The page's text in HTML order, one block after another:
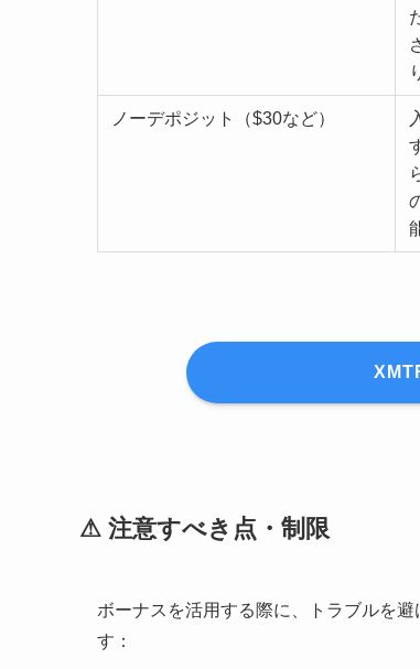
ノーデポジット（$30など）
⚠ 注意すべき点・制限
ボーナスを活用する際に、トラブルを
す：